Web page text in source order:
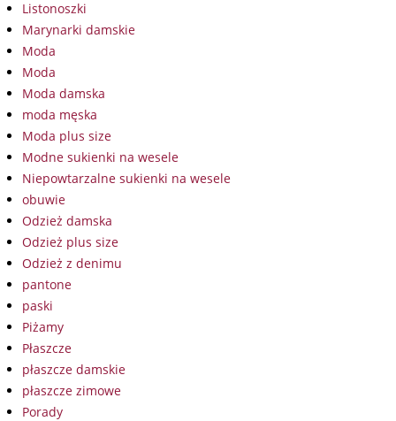
Listonoszki
Marynarki damskie
Moda
Moda
Moda damska
moda męska
Moda plus size
Modne sukienki na wesele
Niepowtarzalne sukienki na wesele
obuwie
Odzież damska
Odzież plus size
Odzież z denimu
pantone
paski
Piżamy
Płaszcze
płaszcze damskie
płaszcze zimowe
Porady